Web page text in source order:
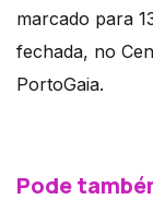
marcado para
fechada, no
PortoGaia.
Pode